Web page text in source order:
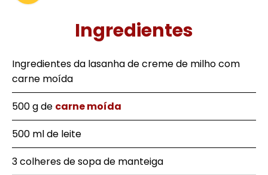
Ingredientes
Ingredientes da lasanha de creme de milho com
carne moída
500 g de carne moída
500 ml de leite
3 colheres de sopa de manteiga